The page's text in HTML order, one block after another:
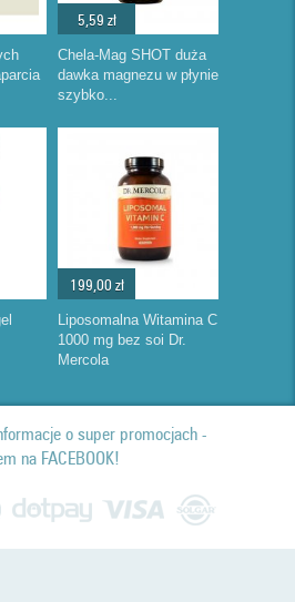
5,59 zł
Chela-Mag SHOT duża
dawka magnezu w płynie
szybko...
199,00 zł
Liposomalna Witamina C
1000 mg bez soi Dr.
Mercola
o super promocjach -
na FACEBOOK!